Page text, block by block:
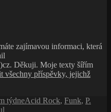
zajímavou informaci, která
Děkuji. Moje texty šířím
všechny příspěvky, jejichž
týdneŠtítky:
Acid Rock, Funk, P.